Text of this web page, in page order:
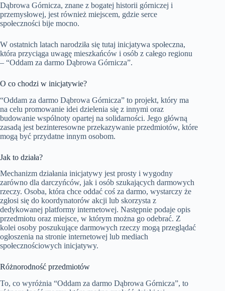
Dąbrowa Górnicza, znane z bogatej historii górniczej i
przemysłowej, jest również miejscem, gdzie serce
społeczności bije mocno.
W ostatnich latach narodziła się tutaj inicjatywa społeczna,
która przyciąga uwagę mieszkańców i osób z całego regionu
– “Oddam za darmo Dąbrowa Górnicza”.
O co chodzi w inicjatywie?
“Oddam za darmo Dąbrowa Górnicza” to projekt, który ma
na celu promowanie idei dzielenia się z innymi oraz
budowanie wspólnoty opartej na solidarności. Jego główną
zasadą jest bezinteresowne przekazywanie przedmiotów, które
mogą być przydatne innym osobom.
Jak to działa?
Mechanizm działania inicjatywy jest prosty i wygodny
zarówno dla darczyńców, jak i osób szukających darmowych
rzeczy. Osoba, która chce oddać coś za darmo, wystarczy że
zgłosi się do koordynatorów akcji lub skorzysta z
dedykowanej platformy internetowej. Następnie podaje opis
przedmiotu oraz miejsce, w którym można go odebrać. Z
kolei osoby poszukujące darmowych rzeczy mogą przeglądać
ogłoszenia na stronie internetowej lub mediach
społecznościowych inicjatywy.
Różnorodność przedmiotów
To, co wyróżnia “Oddam za darmo Dąbrowa Górnicza”, to